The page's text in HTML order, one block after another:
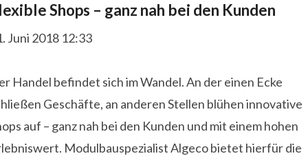
Shops – ganz nah bei den Kunden
Juni 2018 12:33
Handel befindet sich im Wandel. An der einen Ecke
Geschäfte, an anderen Stellen blühen innovative
auf – ganz nah bei den Kunden und mit einem hohen
Modulbauspezialist Algeco bietet hierfür die